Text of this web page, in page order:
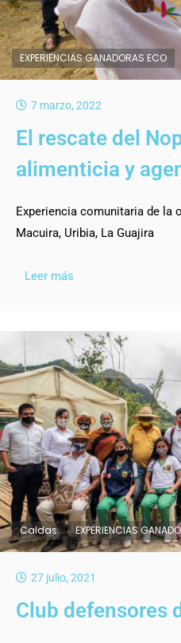
EXPERIENCIAS GANADORAS ECO
7 marzo, 2022
El rescate del
alimenticia y
Experiencia comunitaria de la
Macuira, Uribia, La Guajira
Leer más
Caldas EXPERIENCIAS
27 julio, 2021
Club defensores